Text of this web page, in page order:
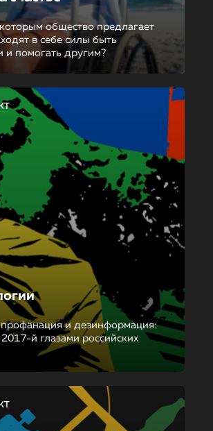
общество предлагает
в себе силы быть
и помогать другим?
и дезинформация:
й глазами российских